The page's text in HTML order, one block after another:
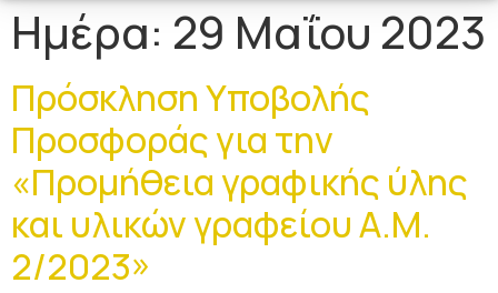
Ημέρα: 29 Μαΐου 2023
Πρόσκληση Υποβολής
Προσφοράς για την
«Προμήθεια γραφικής ύλης
και υλικών γραφείου Α.Μ.
2/2023»